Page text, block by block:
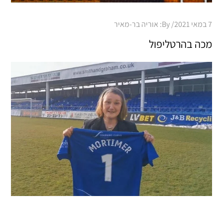
Posted
7 במאי 2021 By: אוריה בר-מאיר
מכה בהרטליפול